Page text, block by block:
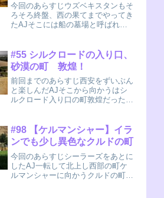
今回のあらすじウズベキスタンもそ
ろそろ終盤、西の果てまでやってき
たAJそこには船の墓場と呼ばれる
ウズベキスタンの西の果てです。前
回のヒヴァから移動してヌクスとい
う街にやってきま...
#55 シルクロードの入り口、
砂漠の町 敦煌！
前回までのあらすじ西安をずいぶん
と楽しんだAJそこから向かうはシ
ルクロード入り口の町敦煌だった敦
確に西へ西へ進む旅が始まったから
ね。AJ(nobu)いよいよ世界一周が本
格的に始...
#98 【ケルマンシャー】イラ
ンでも少し異色なクルドの町
今回のあらすじシーラーズをあとに
したAJ一転して北上し西部の町ケ
ルマンシャーに向かうクルドの町